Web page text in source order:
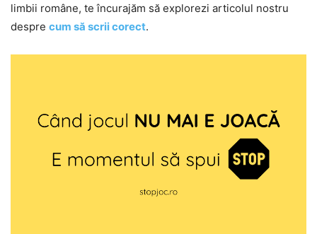
limbii române, te încurajăm să explorezi articolul nostru
despre cum să scrii corect.